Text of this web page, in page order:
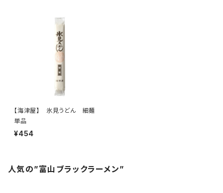
【海津屋】 氷見うどん 細麺
単品
¥454
人気の”富山ブラックラーメン”